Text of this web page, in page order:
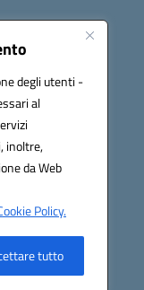
degli utenti -
al
inoltre,
da Web
Policy.
tutto